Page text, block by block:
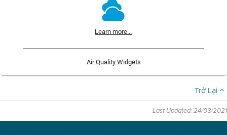
Learn more...
Air Quality Widgets
Trở Lại
Last Updated: 24/03/2021